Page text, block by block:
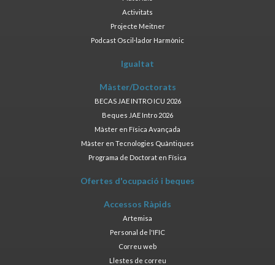
Activitats
Projecte Meitner
Podcast Oscil·lador Harmònic
Igualtat
Màster/Doctorats
BECAS JAE INTRO ICU 2026
Beques JAE Intro 2026
Màster en Física Avançada
Màster en Tecnologies Quàntiques
Programa de Doctorat en Física
Ofertes d'ocupació i beques
Accessos Ràpids
Artemisa
Personal de l'IFIC
Correu web
Llestes de correu